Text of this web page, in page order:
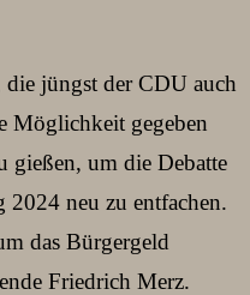
die jüngst der CDU auch
Möglichkeit gegeben
gießen, um die Debatte
neu zu entfachen.
das Bürgergeld
Friedrich Merz.